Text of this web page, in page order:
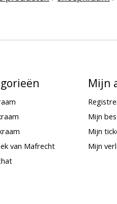
van Mafrecht
Mijn
Mijn
Mijn
Mijn